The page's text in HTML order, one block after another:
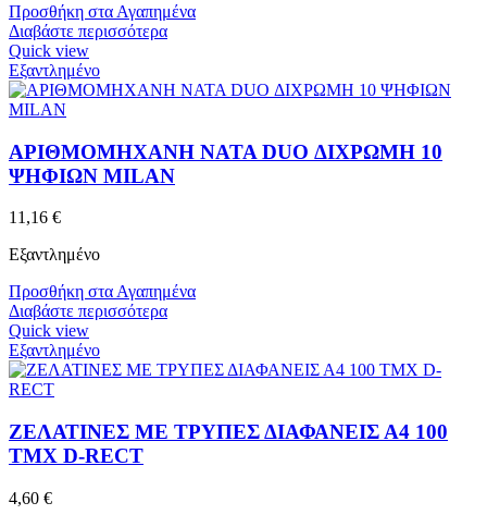
Προσθήκη στα Αγαπημένα
Διαβάστε περισσότερα
Quick view
Εξαντλημένο
ΑΡΙΘΜΟΜΗΧΑΝΗ NATA DUO ΔΙΧΡΩΜΗ 10
ΨΗΦΙΩΝ MILAN
11,16 €
Εξαντλημένο
Προσθήκη στα Αγαπημένα
Διαβάστε περισσότερα
Quick view
Εξαντλημένο
ΖΕΛΑΤΙΝΕΣ ΜΕ ΤΡΥΠΕΣ ΔΙΑΦΑΝΕΙΣ Α4 100
ΤΜΧ D-RECT
4,60 €